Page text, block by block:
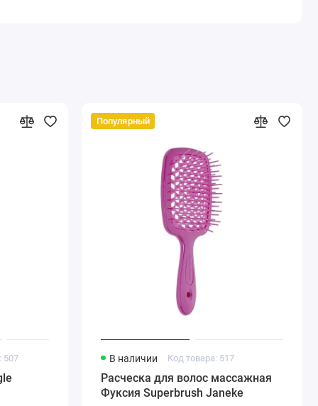
507
Популярный
В наличии Код товара: 517
Расческа для волос массажная
Фуксия Superbrush Janeke